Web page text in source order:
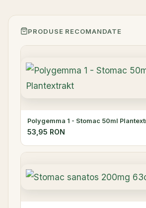
PRODUSE RECOMANDATE
Polygemma 1 - Stomac 50ml
53,95 RON